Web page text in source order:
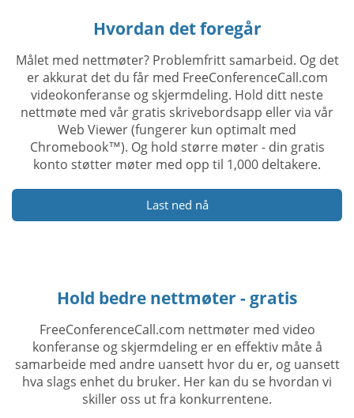
Hvordan det foregår
Målet med nettmøter? Problemfritt samarbeid. Og det
er akkurat det du får med FreeConferenceCall.com
videokonferanse og skjermdeling. Hold ditt neste
nettmøte med vår gratis skrivebordsapp eller via vår
Web Viewer (fungerer kun optimalt med
Chromebook™). Og hold større møter - din gratis
konto støtter møter med opp til 1,000 deltakere.
Last ned nå
Hold bedre nettmøter - gratis
FreeConferenceCall.com nettmøter med video
konferanse og skjermdeling er en effektiv måte å
samarbeide med andre uansett hvor du er, og uansett
hva slags enhet du bruker. Her kan du se hvordan vi
skiller oss ut fra konkurrentene.